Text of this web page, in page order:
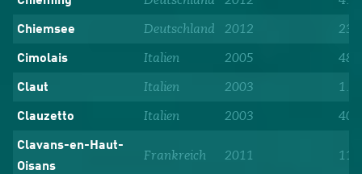
Chiemsee Deutschland 2012 233
Cimolais Italien 2005 484
Claut Italien 2003
Clauzetto Italien 2003 407
Clavans-en-Haut-
Oisans
Frankreich 2011 110